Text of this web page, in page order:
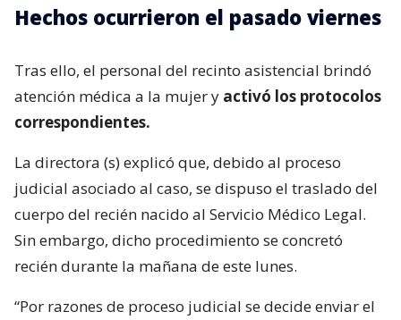
Hechos ocurrieron el pasado viernes
Tras ello, el personal del recinto asistencial brindó
atención médica a la mujer y activó los protocolos
correspondientes.
La directora (s) explicó que, debido al proceso
judicial asociado al caso, se dispuso el traslado del
cuerpo del recién nacido al Servicio Médico Legal.
Sin embargo, dicho procedimiento se concretó
recién durante la mañana de este lunes.
“Por razones de proceso judicial se decide enviar el